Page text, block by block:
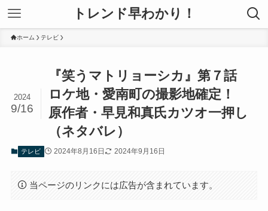
トレンド早わかり！
ホーム テレビ
『笑うマトリョーシカ』第７話
ロケ地・愛南町の撮影地確定！
原作者・早見和真氏カツオ一押し
（ネタバレ）
2024
9/16
テレビ 2024年8月16日 2024年9月16日
当ページのリンクには広告が含まれています。